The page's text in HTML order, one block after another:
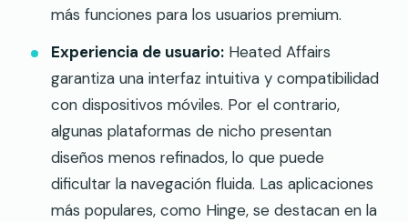
más funciones para los usuarios premium.
Experiencia de usuario: Heated Affairs
garantiza una interfaz intuitiva y compatibilidad
con dispositivos móviles. Por el contrario,
algunas plataformas de nicho presentan
diseños menos refinados, lo que puede
dificultar la navegación fluida. Las aplicaciones
más populares, como Hinge, se destacan en la